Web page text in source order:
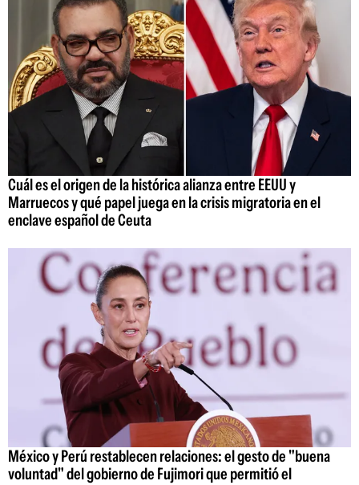
Cuál es el origen de la histórica alianza entre EEUU y
Marruecos y qué papel juega en la crisis migratoria en el
enclave español de Ceuta
México y Perú restablecen relaciones: el gesto de "buena
voluntad" del gobierno de Fujimori que permitió el